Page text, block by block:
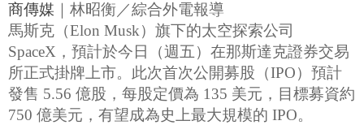
商傳媒 ｜林昭衡／綜合外電報導
馬斯克（Elon Musk）旗下的太空探索公司
SpaceX，預計於今日（週五）在那斯達克證券交易
所正式掛牌上市。此次首次公開募股（IPO）預計
發售 5.56 億股，每股定價為 135 美元，目標募資約
750 億美元，有望成為史上最大規模的 IPO。